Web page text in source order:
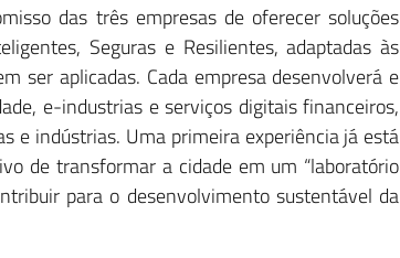
das três empresas de oferecer soluções
Seguras e Resilientes, adaptadas às
ser aplicadas. Cada empresa desenvolverá e
e-industrias e serviços digitais financeiros,
e indústrias. Uma primeira experiência já está
de transformar a cidade em um “laboratório
para o desenvolvimento sustentável da